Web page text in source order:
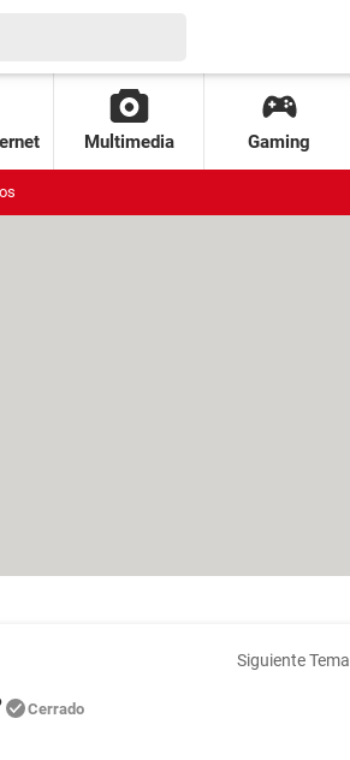
Multimedia Gaming
Siguiente Tema
Cerrado